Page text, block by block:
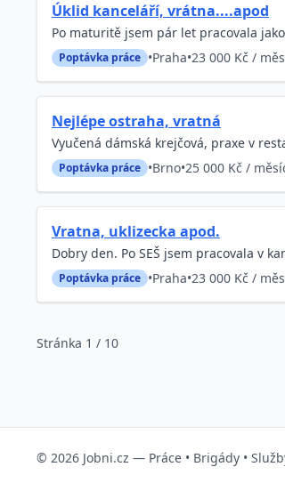
Úklid kanceláří, vrátna....apod
Po maturitě jsem pár let pracovala
Poptávka práce •Praha•23 000 Kč /
Nejlépe ostraha, vratná
Vyučená dámská krejčová, praxe v
Poptávka práce •Brno•25 000 Kč /
Vratna, uklizecka apod.
Dobry den. Po SEŠ jsem pracovala v
Poptávka práce •Praha•23 000 Kč /
Stránka 1 / 10
© 2026 Jobni.cz — Práce • Brigády •